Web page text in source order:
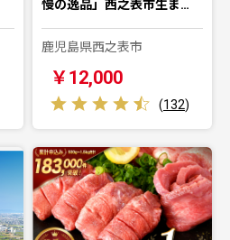
慢の逸品」西之表市生ま…
鹿児島県西之表市
￥12,000
(132)